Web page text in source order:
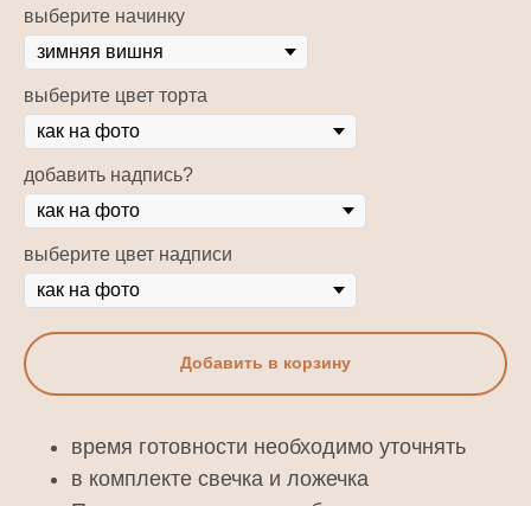
выберите начинку
выберите цвет торта
добавить надпись?
выберите цвет надписи
Добавить в корзину
время готовности необходимо уточнять
в комплекте свечка и ложечка